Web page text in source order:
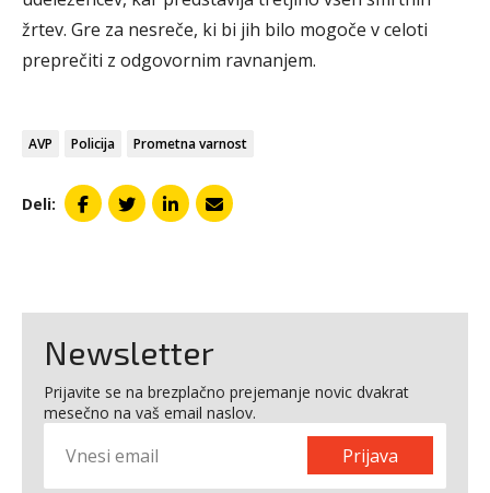
žrtev. Gre za nesreče, ki bi jih bilo mogoče v celoti
preprečiti z odgovornim ravnanjem.
AVP Policija Prometna varnost
Deli:
Newsletter
Prijavite se na brezplačno prejemanje novic dvakrat
mesečno na vaš email naslov.
Prijava